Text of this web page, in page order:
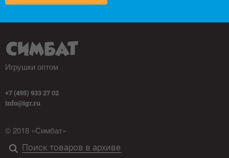
Игрушки оптом
+7 (495) 933 27 02
info@igr.ru
© 2018 «Симбат»